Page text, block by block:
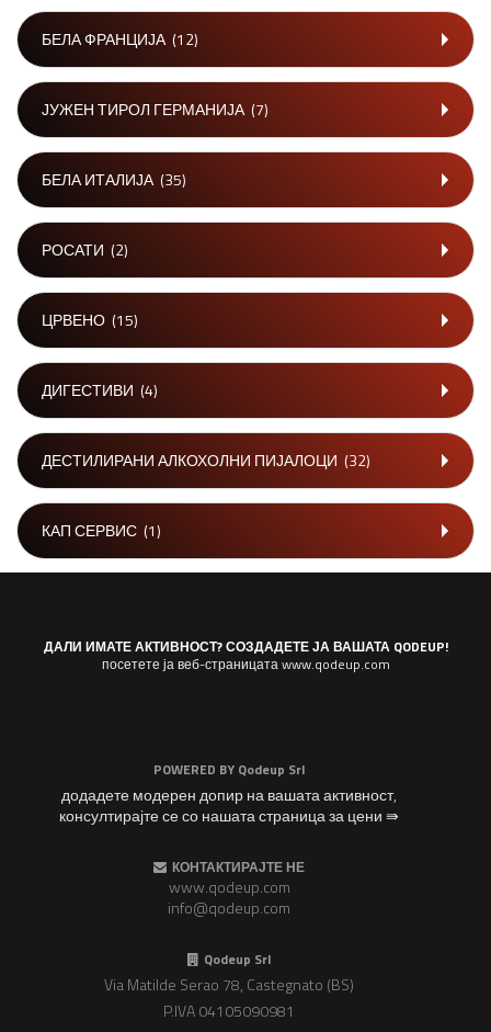
БЕЛА ФРАНЦИЈА(12)
ЈУЖЕН ТИРОЛ ГЕРМАНИЈА(7)
БЕЛА ИТАЛИЈА(35)
РОСАТИ (2)
ЦРВЕНО (15)
ДИГЕСТИВИ (4)
ДЕСТИЛИРАНИ АЛКОХОЛНИ ПИЈАЛОЦИ (32)
КАП СЕРВИС (1)
ДАЛИ ИМАТЕ АКТИВНОСТ? СОЗДАДЕТЕ ЈА ВАШАТА QODEUP!
посетете ја веб-страницата www.qodeup.com
POWERED BY Qodeup Srl
додадете модерен допир на вашата активност,
консултирајте се со нашата страница за цени ⇛
КОНТАКТИРАЈТЕ НЕ
www.qodeup.com
info@qodeup.com
Qodeup Srl
Via Matilde Serao 78, Castegnato (BS)
P.IVA 04105090981